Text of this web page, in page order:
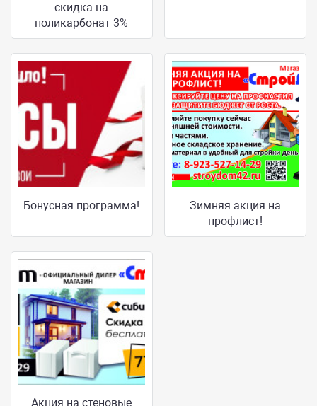
скидка на
поликарбонат 3%
Бонусная программа!
Зимняя акция на
профлист!
Акция на стеновые